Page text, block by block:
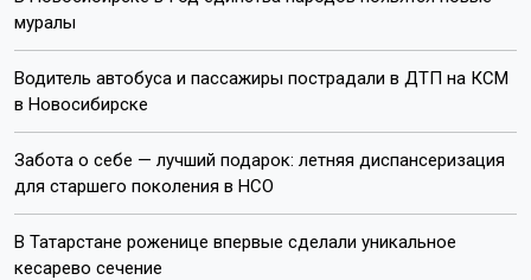
муралы
Водитель автобуса и пассажиры пострадали в ДТП на КСМ
в Новосибирске
Забота о себе — лучший подарок: летняя диспансеризация
для старшего поколения в НСО
В Татарстане роженице впервые сделали уникальное
кесарево сечение